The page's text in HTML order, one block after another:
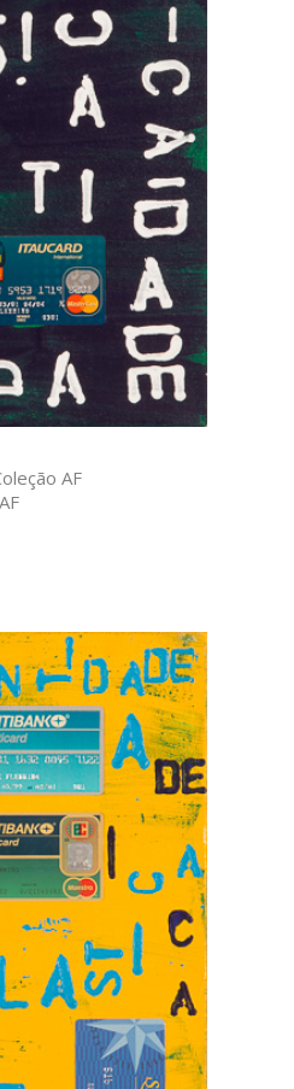
AF